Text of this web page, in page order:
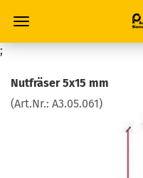
;
Nutfräser 5x15 mm
(Art.Nr.: A3.05.061)